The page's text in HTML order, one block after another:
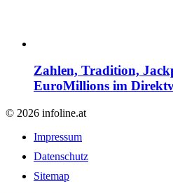
Zahlen, Tradition,
EuroMillions im
© 2026 infoline.at
Impressum
Datenschutz
Sitemap